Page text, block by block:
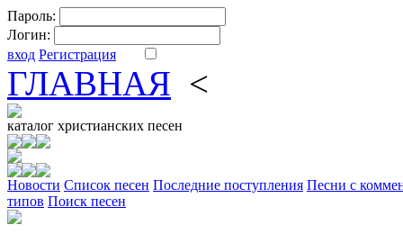
Пароль:
Логин:
вход Регистрация
ГЛАВНАЯ <
каталог христианских песен
Новости Cписок песен Последние поступления Песни с
типов Поиск песен